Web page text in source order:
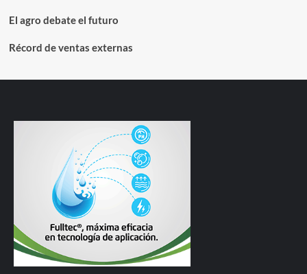
El agro debate el futuro
Récord de ventas externas